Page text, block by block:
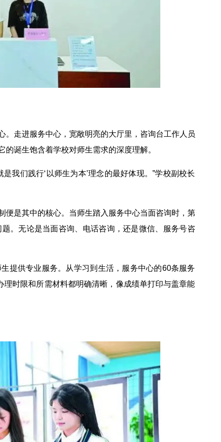
走进服务中心，宽敞明亮的大厅里，咨询台工作人员
诞生饱含着学校对师生需求的深度理解。
我们践行‘以师生为本’理念的最好体现。”学校副校长
是其中的核心。当师生踏入服务中心当面咨询时，第
。无论是当面咨询、电话咨询，还是微信、服务号咨
提供专业服务。从学习到生活，服务中心的60条服务
理时限和所需材料都明确清晰，像成绩单打印与盖章能